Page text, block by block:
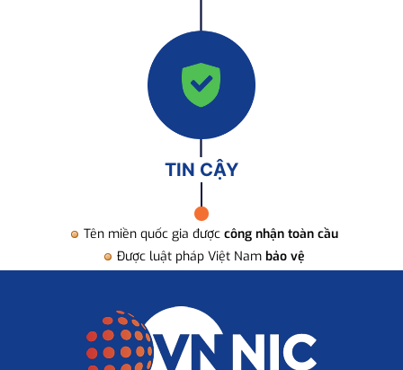
TIN CẬY
Tên miền quốc gia được công nhận toàn cầu
Được luật pháp Việt Nam bảo vệ